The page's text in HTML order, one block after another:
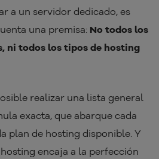
a un servidor dedicado, es
una premisa: No todos los
ni todos los tipos de hosting
realizar una lista general
exacta, que abarque cada
plan de hosting disponible. Y
encaja a la perfección